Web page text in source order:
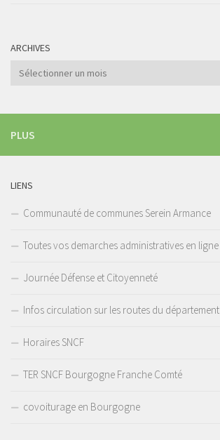
ARCHIVES
Archives
PLUS
LIENS
Communauté de communes Serein Armance
Toutes vos demarches administratives en ligne
Journée Défense et Citoyenneté
Infos circulation sur les routes du département
Horaires SNCF
TER SNCF Bourgogne Franche Comté
covoiturage en Bourgogne